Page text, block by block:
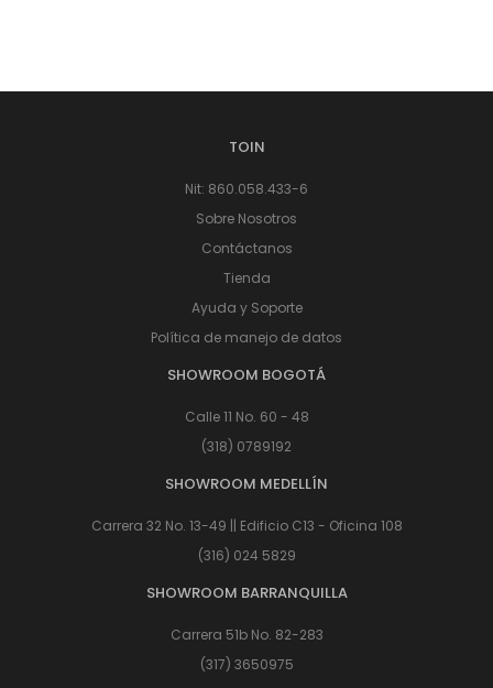
TOIN
Nit: 860.058.433-6
Sobre Nosotros
Contáctanos
Tienda
Ayuda y Soporte
Política de manejo de datos
SHOWROOM BOGOTÁ
Calle 11 No. 60 - 48
(318) 0789192
SHOWROOM MEDELLÍN
Carrera 32 No. 13-49 || Edificio C13 - Oficina 108
(316) 024 5829
SHOWROOM BARRANQUILLA
Carrera 51b No. 82-283
(317) 3650975